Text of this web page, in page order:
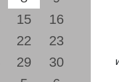
15
16
22
23
29
30